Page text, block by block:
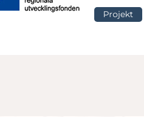
Projekt